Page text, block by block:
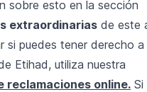
sobre esto en la sección
extraordinarias de este
si puedes tener derecho a
Etihad, utiliza nuestra
reclamaciones online. Si